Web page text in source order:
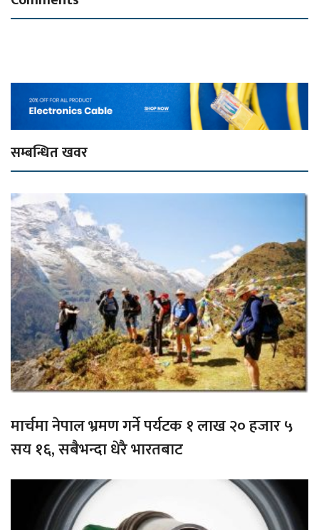
सम्बन्धित खवर
मार्चमा नेपाल भ्रमण गर्ने पर्यटक १ लाख २० हजार ५
सय १६, सबैभन्दा धेरै भारतबाट